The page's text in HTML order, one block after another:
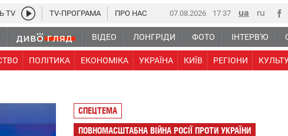
07.08.2026 17:37
ВІДЕО ЛОНГРІДИ ФОТО ІНТЕРВ'Ю
ПОЛІТИКА ЕКОНОМІКА УКРАЇНА КИЇВ РЕГІОНИ
TV TV-ПРОГРАМА ПРО НАС
СПЕЦТЕМА
ПОВНОМАСШТАБНА ВІЙНА РОСІЇ ПРОТИ УКРАЇНИ